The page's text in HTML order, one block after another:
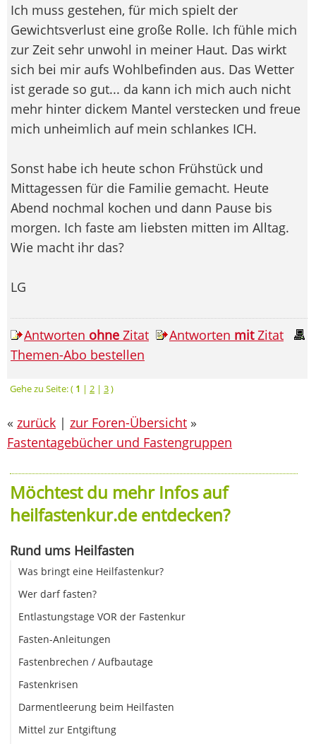
Ich muss gestehen, für mich spielt der
Gewichtsverlust eine große Rolle. Ich fühle mich
zur Zeit sehr unwohl in meiner Haut. Das wirkt
sich bei mir aufs Wohlbefinden aus. Das Wetter
ist gerade so gut... da kann ich mich auch nicht
mehr hinter dickem Mantel verstecken und freue
mich unheimlich auf mein schlankes ICH.
Sonst habe ich heute schon Frühstück und
Mittagessen für die Familie gemacht. Heute
Abend nochmal kochen und dann Pause bis
morgen. Ich faste am liebsten mitten im Alltag.
Wie macht ihr das?
LG
Antworten ohne Zitat Antworten mitZitat
Themen-Abo bestellen
Gehe zu Seite: ( 1 | 2 | 3)
« zurück | zur Foren-Übersicht »
Fastentagebücher und Fastengruppen
Möchtest du mehr Infos auf
heilfastenkur.de entdecken?
Rund ums Heilfasten
Was bringt eine Heilfastenkur?
Wer darf fasten?
Entlastungstage VOR der Fastenkur
Fasten-Anleitungen
Fastenbrechen / Aufbautage
Fastenkrisen
Darmentleerung beim Heilfasten
Mittel zur Entgiftung